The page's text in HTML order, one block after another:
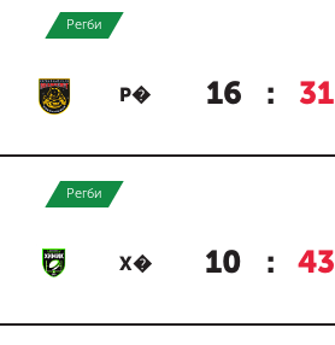
Регби
Р� 16 : 31
Регби
Х� 10 : 43